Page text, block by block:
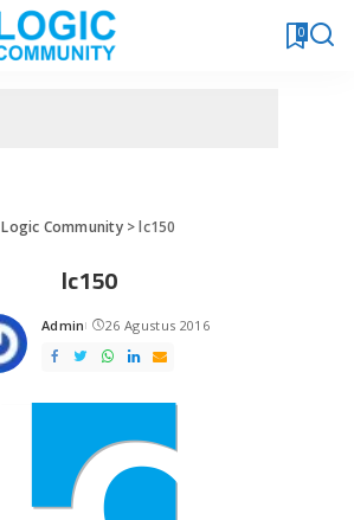
0
Logic Community>lc150
lc150
Posted
by
Admin 26 Agustus 2016